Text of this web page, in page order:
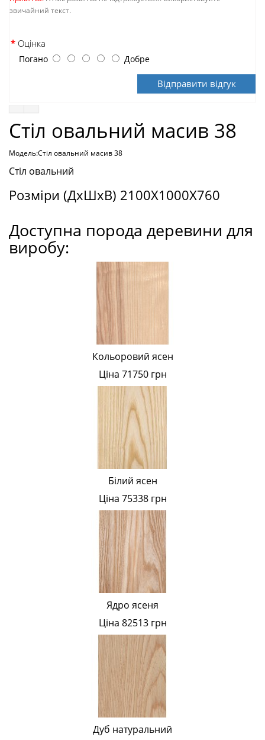
звичайний текст.
Оцінка
Погано Добре
Відправити відгук
Стіл овальний масив 38
Модель:Стіл овальний масив 38
Стіл овальний
Розміри (ДxШxВ) 2100X1000X760
Доступна порода деревини для
виробу:
Кольоровий ясен
Ціна 71750 грн
Білий ясен
Ціна 75338 грн
Ядро ясеня
Ціна 82513 грн
Дуб натуральний